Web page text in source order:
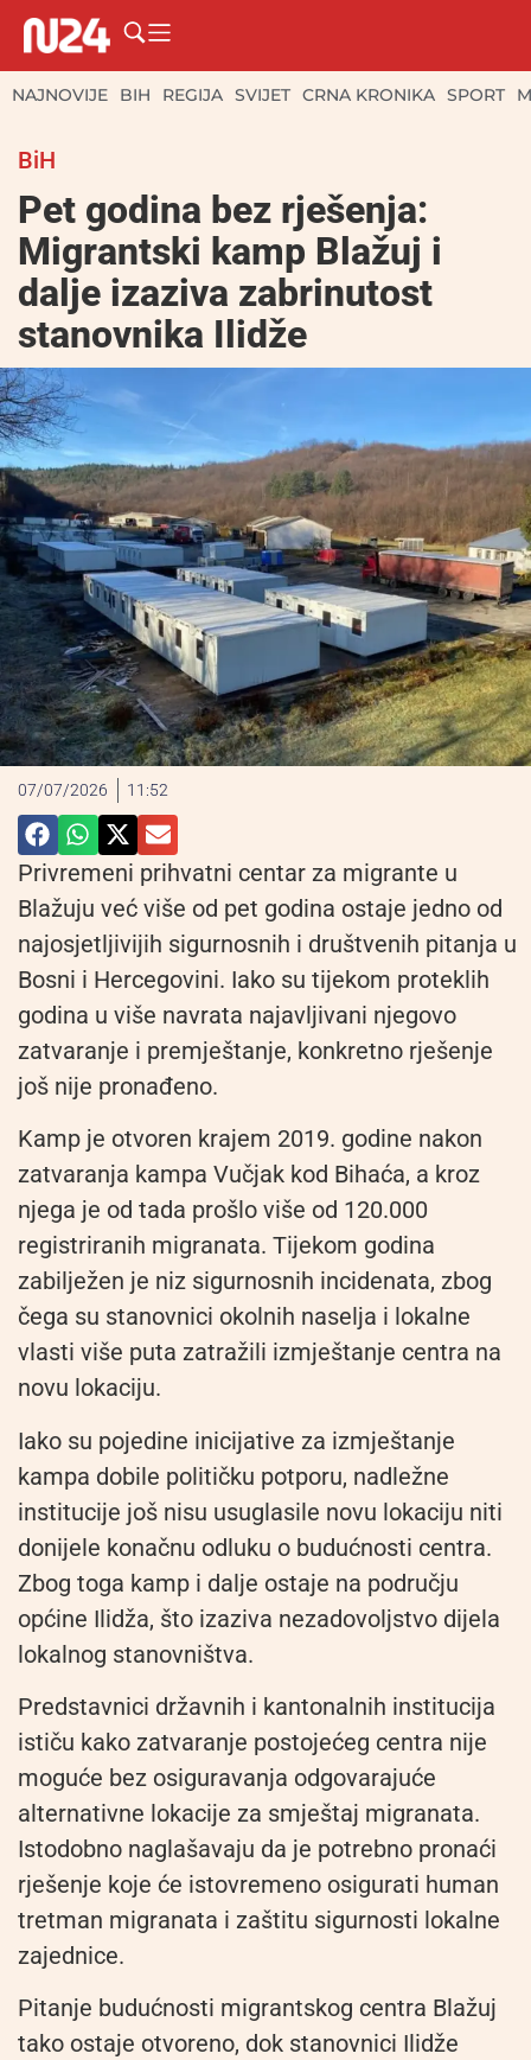
NAJNOVIJE BIH REGIJA SVIJET CRNA KRONIKA SPORT
BiH
Pet godina bez rješenja:
Migrantski kamp Blažuj i
dalje izaziva zabrinutost
stanovnika Ilidže
07/07/2026 11:52
Privremeni prihvatni centar za migrante u
Blažuju već više od pet godina ostaje jedno od
najosjetljivijih sigurnosnih i društvenih pitanja u
Bosni i Hercegovini. Iako su tijekom proteklih
godina u više navrata najavljivani njegovo
zatvaranje i premještanje, konkretno rješenje
još nije pronađeno.
Kamp je otvoren krajem 2019. godine nakon
zatvaranja kampa Vučjak kod Bihaća, a kroz
njega je od tada prošlo više od 120.000
registriranih migranata. Tijekom godina
zabilježen je niz sigurnosnih incidenata, zbog
čega su stanovnici okolnih naselja i lokalne
vlasti više puta zatražili izmještanje centra na
novu lokaciju.
Iako su pojedine inicijative za izmještanje
kampa dobile političku potporu, nadležne
institucije još nisu usuglasile novu lokaciju niti
donijele konačnu odluku o budućnosti centra.
Zbog toga kamp i dalje ostaje na području
općine Ilidža, što izaziva nezadovoljstvo dijela
lokalnog stanovništva.
Predstavnici državnih i kantonalnih institucija
ističu kako zatvaranje postojećeg centra nije
moguće bez osiguravanja odgovarajuće
alternativne lokacije za smještaj migranata.
Istodobno naglašavaju da je potrebno pronaći
rješenje koje će istovremeno osigurati human
tretman migranata i zaštitu sigurnosti lokalne
zajednice.
Pitanje budućnosti migrantskog centra Blažuj
tako ostaje otvoreno, dok stanovnici Ilidže